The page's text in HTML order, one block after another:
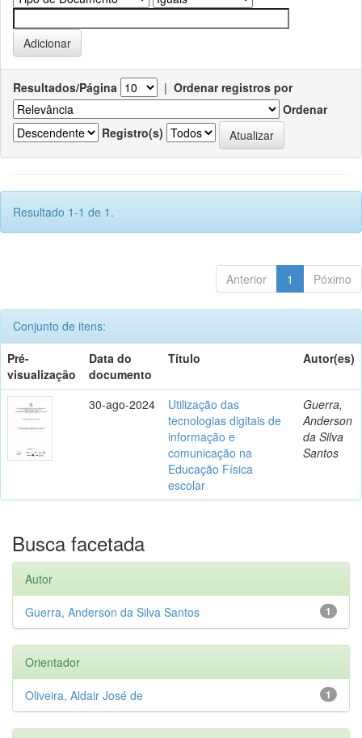
Resultados/Página | Ordenar registros por
Ordenar
Registro(s)
Resultado 1-1 de 1.
Anterior 1 Póximo
Conjunto de itens:
Pré-
visualização
Data do
documento
Título Autor(es)
30-ago-2024
Utilização das
tecnologias digitais de
informação e
comunicação na
Educação Física
escolar
Guerra,
Anderson
da Silva
Santos
Busca facetada
Autor
1
Guerra, Anderson da Silva Santos
Orientador
1
Oliveira, Aldair José de